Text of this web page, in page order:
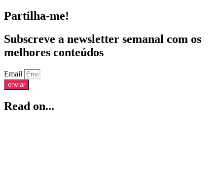
Partilha-me!
Subscreve a newsletter semanal com os
melhores conteúdos
Email
enviar
Read on...